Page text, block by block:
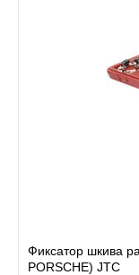
Фиксатор шкива
PORSCHE) JTC